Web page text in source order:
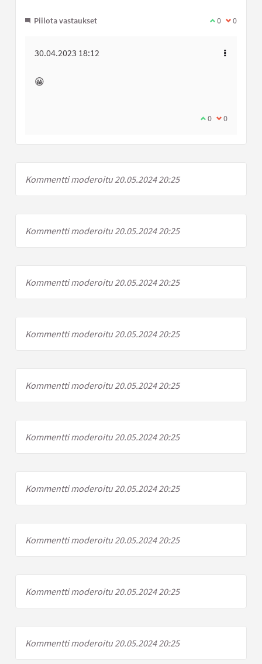
Piilota vastaukset Olen samaa
0 Olen eri
0
30.04.2023 18:12
😀
Olen samaa
0 Olen eri
0
Kommentti moderoitu 20.05.2024 20:25
Kommentti moderoitu 20.05.2024 20:25
Kommentti moderoitu 20.05.2024 20:25
Kommentti moderoitu 20.05.2024 20:25
Kommentti moderoitu 20.05.2024 20:25
Kommentti moderoitu 20.05.2024 20:25
Kommentti moderoitu 20.05.2024 20:25
Kommentti moderoitu 20.05.2024 20:25
Kommentti moderoitu 20.05.2024 20:25
Kommentti moderoitu 20.05.2024 20:25